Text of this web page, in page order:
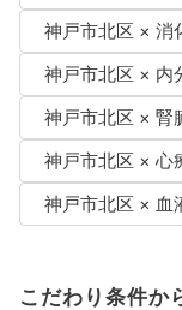
神戸市北区 × 消
神戸市北区 × 内
神戸市北区 × 腎
神戸市北区 × 心
神戸市北区 × 血
こだわり条件か